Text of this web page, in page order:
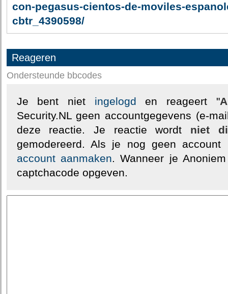
con-pegasus-cientos-de-moviles-
cbtr_4390598/
Reageren
Ondersteunde bbcodes
Je bent niet ingelogd en reageert "
Security.NL geen accountgegevens (e-
deze reactie. Je reactie wordt niet
gemodereerd. Als je nog geen
account aanmaken. Wanneer je
captchacode opgeven.